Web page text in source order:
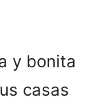
y bonita
casas